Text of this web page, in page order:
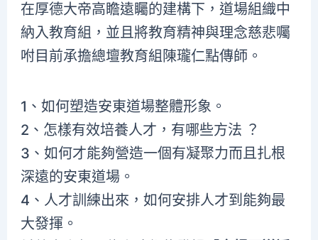
在厚德大帝高瞻遠矚的建構下，道場組織中
納入教育組，並且將教育精神與理念慈悲囑
咐目前承擔總壇教育組陳瓏仁點傳師。
1、如何塑造安東道場整體形象。
2、怎樣有效培養人才，有哪些方法 ？
3、如何才能夠營造一個有凝聚力而且扎根
深遠的安東道場。
4、人才訓練出來，如何安排人才到能夠最
大發揮。